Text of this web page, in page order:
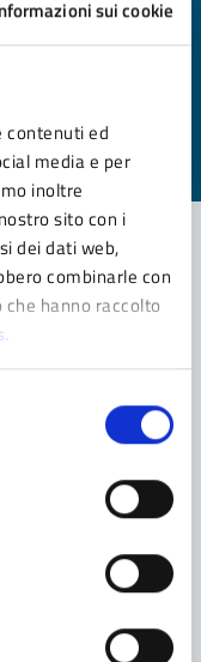
sui cookie
contenuti ed
media e per
inoltre
sito con i
dei dati web,
combinarle con
hanno raccolto
su questa